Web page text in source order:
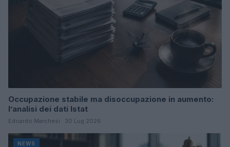
Occupazione stabile ma disoccupazione in aumento:
l’analisi dei dati Istat
Edoardo Marchesi · 30 Lug 2026
NEWS